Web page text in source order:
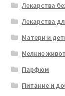
Лекарства
Лекарства
Матери и
Мелкие
Парфюм
Питание и